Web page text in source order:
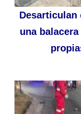
Desarticulan
una